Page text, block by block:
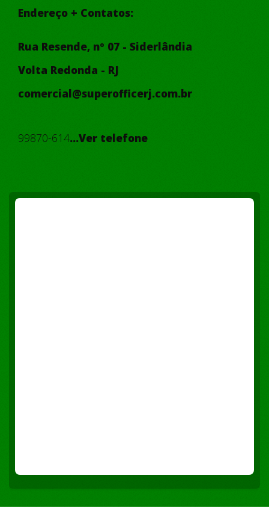
Endereço + Contatos:
Rua Resende, nº 07 - Siderlândia
Volta Redonda - RJ
comercial@superofficerj.com.br
99870-614...Ver telefone